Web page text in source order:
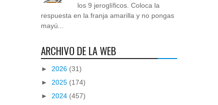
los 9 jeroglíficos. Coloca la
respuesta en la franja amarilla y no pongas
mayú...
ARCHIVO DE LA WEB
► 2026 (31)
► 2025 (174)
► 2024 (457)